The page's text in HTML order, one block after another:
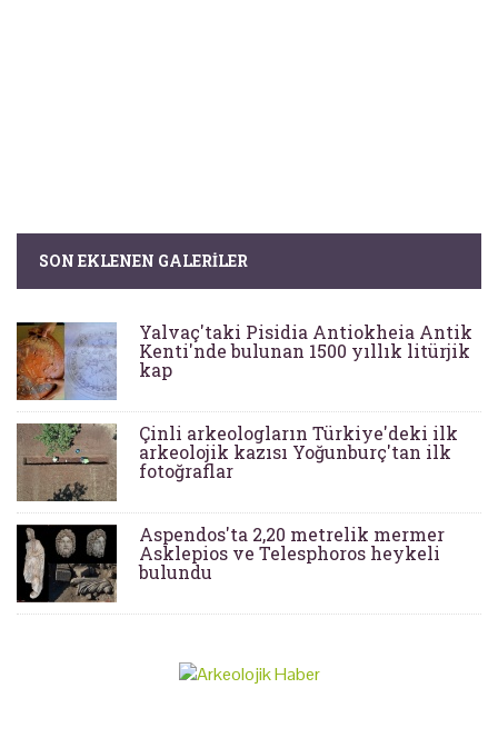
SON EKLENEN GALERILER
Yalvaç'taki Pisidia Antiokheia Antik
Kenti'nde bulunan 1500 yıllık litürjik
kap
Çinli arkeologların Türkiye'deki ilk
arkeolojik kazısı Yoğunburç'tan ilk
fotoğraflar
Aspendos'ta 2,20 metrelik mermer
Asklepios ve Telesphoros heykeli
bulundu